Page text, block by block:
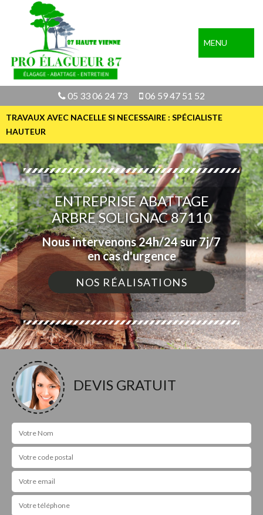
MENU
05 33 06 24 73 06 59 47 51 52
TRAVAUX AVEC NACELLE SI NECESSAIRE : SPÉCIALISTE
HAUTEUR
ENTREPRISE ABATTAGE
ARBRE SOLIGNAC 87110
Nous intervenons 24h/24 sur 7j/7
en cas d'urgence
NOS RÉALISATIONS
DEVIS GRATUIT